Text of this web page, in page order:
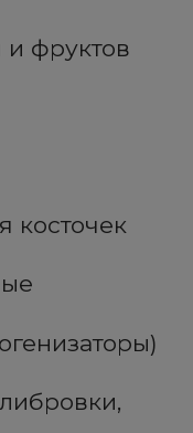
фруктов
косточек